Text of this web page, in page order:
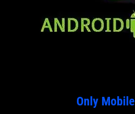
Only